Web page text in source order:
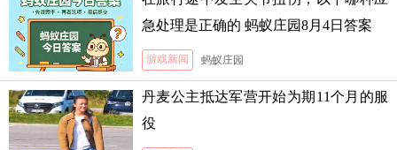
急处理是正确的 蚂蚁庄园8月4日答案
游戏新闻 蚂蚁庄园
丹麦公主抵达军营开始为期11个月的服
役